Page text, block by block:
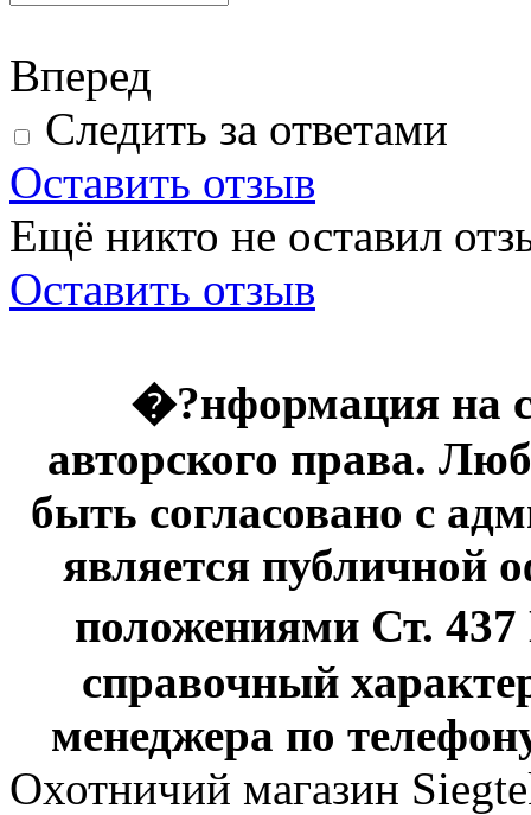
Вперед
Следить за ответами
Оставить отзыв
Ещё никто не оставил
Оставить отзыв
�?нформация на
авторского права.
быть согласовано с
является публичной
положениями Ст.
справочный
менеджера по
Охотничий магазин